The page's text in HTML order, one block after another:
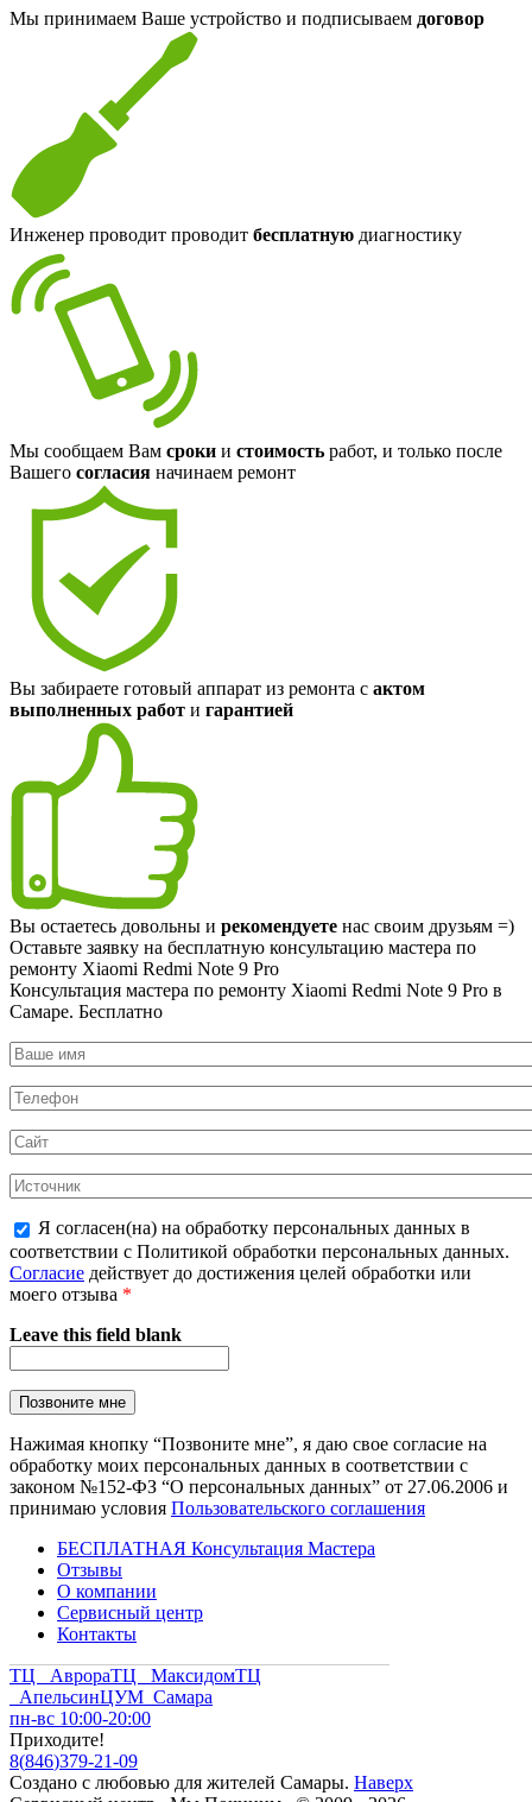
Мы принимаем Ваше устройство и подписываем договор
Инженер проводит проводит бесплатную диагностику
Мы сообщаем Вам сроки и стоимость работ, и только после
Вашего согласия начинаем ремонт
Вы забираете готовый аппарат из ремонта с актом
выполненных работ и гарантией
Вы остаетесь довольны и рекомендуете нас своим друзьям =)
Оставьте заявку на бесплатную консультацию мастера по
ремонту Xiaomi Redmi Note 9 Pro
Консультация мастера по ремонту Xiaomi Redmi Note 9 Pro в
Самаре. Бесплатно
Я согласен(на) на обработку персональных данных в
соответствии с Политикой обработки персональных данных.
Согласие действует до достижения целей обработки или
моего отзыва *
Leave this field blank
Нажимая кнопку “Позвоните мне”, я даю свое согласие на
обработку моих персональных данных в соответствии с
законом №152-ФЗ “О персональных данных” от 27.06.2006 и
принимаю условия Пользовательского соглашения
БЕСПЛАТНАЯ Консультация Мастера
Отзывы
О компании
Сервисный центр
Контакты
ТЦ АврораТЦ МаксидомТЦ
АпельсинЦУМ Самара
пн-вс 10:00-20:00
Приходите!
8(846)379-21-09
Создано с любовью для жителей Самары. Наверх